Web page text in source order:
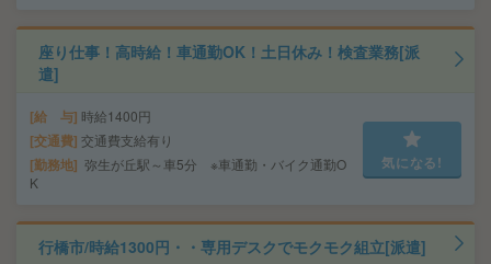
座り仕事！高時給！車通勤OK！土日休み！検査業務[派
遣]
給 与 時給1400円
交通費 交通費支給有り
勤務地 弥生が丘駅～車5分 ※車通勤・バイク通勤O
K
気になる!
行橋市/時給1300円・・専用デスクでモクモク組立[派遣]